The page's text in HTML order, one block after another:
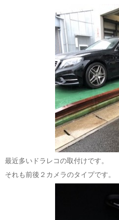
最近多いドラレコの取付けです。
それも前後２カメラのタイプです。